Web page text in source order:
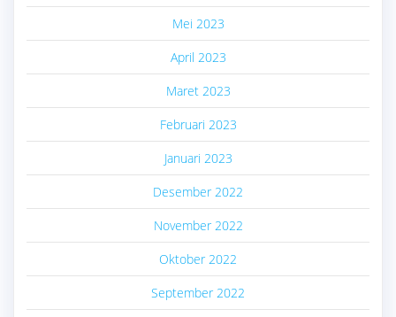
Mei 2023
April 2023
Maret 2023
Februari 2023
Januari 2023
Desember 2022
November 2022
Oktober 2022
September 2022